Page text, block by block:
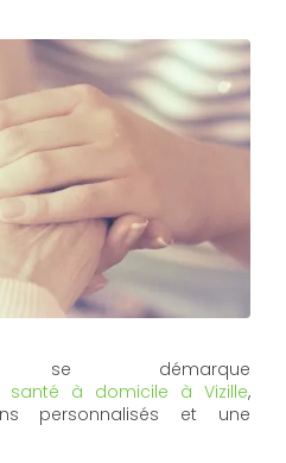
démarque
santé à domicile à Vizille,
personnalisés et une